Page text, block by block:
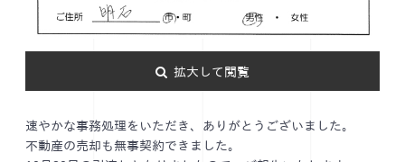
拡大して閲覧
速やかな事務処理をいただき、ありがとうございました。
不動産の売却も無事契約できました。